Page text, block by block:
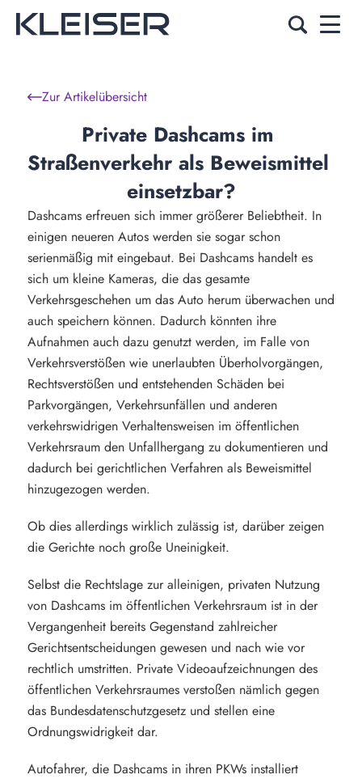
Zur Artikelübersicht
Private Dashcams im
Straßenverkehr als Beweismittel
einsetzbar?
Dashcams erfreuen sich immer größerer Beliebtheit. In
einigen neueren Autos werden sie sogar schon
serienmäßig mit eingebaut. Bei Dashcams handelt es
sich um kleine Kameras, die das gesamte
Verkehrsgeschehen um das Auto herum überwachen und
auch speichern können. Dadurch könnten ihre
Aufnahmen auch dazu genutzt werden, im Falle von
Verkehrsverstößen wie unerlaubten Überholvorgängen,
Rechtsverstößen und entstehenden Schäden bei
Parkvorgängen, Verkehrsunfällen und anderen
verkehrswidrigen Verhaltensweisen im öffentlichen
Verkehrsraum den Unfallhergang zu dokumentieren und
dadurch bei gerichtlichen Verfahren als Beweismittel
hinzugezogen werden.
Ob dies allerdings wirklich zulässig ist, darüber zeigen
die Gerichte noch große Uneinigkeit.
Selbst die Rechtslage zur alleinigen, privaten Nutzung
von Dashcams im öffentlichen Verkehrsraum ist in der
Vergangenheit bereits Gegenstand zahlreicher
Gerichtsentscheidungen gewesen und nach wie vor
rechtlich umstritten. Private Videoaufzeichnungen des
öffentlichen Verkehrsraumes verstoßen nämlich gegen
das Bundesdatenschutzgesetz und stellen eine
Ordnungswidrigkeit dar.
Autofahrer, die Dashcams in ihren PKWs installiert